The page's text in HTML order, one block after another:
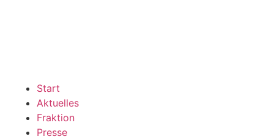
Start
Aktuelles
Fraktion
Presse